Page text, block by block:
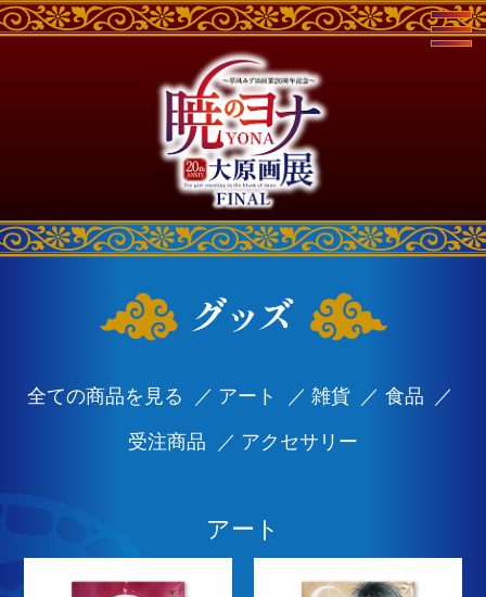
全ての商品を見る アート 雑貨
食品
受注商品
アクセサリー
アート